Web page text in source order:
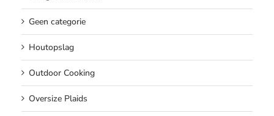
Geen categorie
Houtopslag
Outdoor Cooking
Oversize Plaids